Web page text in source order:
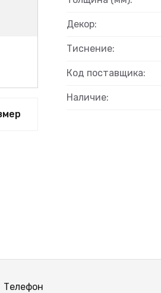
Декор:
Тиснение:
Код поставщика:
Наличие:
Телефон